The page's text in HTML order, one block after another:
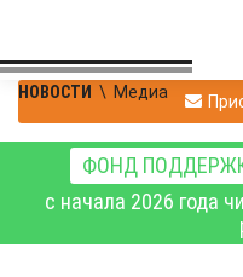
НОВОСТИ \ Медиа
ФОНД
с начала 2026 года